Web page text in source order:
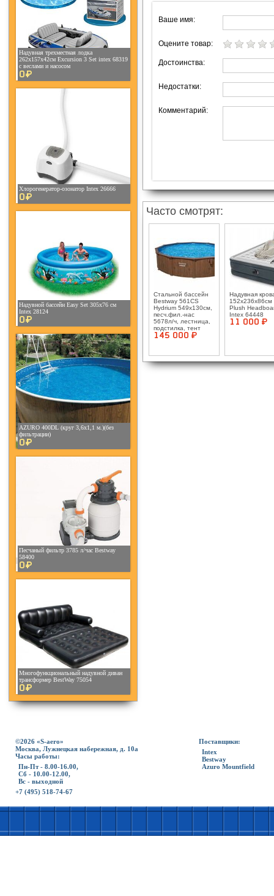
Надувная трехместная лодка
262х157х42см Excursion 3 Set intex 68319
с веслами и насосом
0¤
Хлорогенератор-озонатор Intex 26666
0¤
Надувной бассейн Easy Set 305x76 см
Intex 28124
0¤
AZURO 400DL (круг 3,6х1,1 м.)(без
фильтрации)
0¤
Песчаный фильтр 3785 л/час Bestway
58400
0¤
Многофункциональный надувной диван
трансформер BestWay 75054
0¤
Ваше имя:
Оцените товар:
Достоинства:
Недостатки:
Комментарий:
Часто смотрят:
Стальной бассейн
Bestway 561CS
Hydrium 549х130см,
песч.фил.-нас
5678л/ч, лестница,
подстилка, тент
145 000 ¤
Надувная
152х236х86см
Plush
Intex 64448
11 000 ¤
©2026 «S-aero»
Москва, Лужнецкая набережная, д. 10а
Часы работы:
Пн-Пт - 8.00-16.00,
Сб - 10.00-12.00,
Вс - выходной
+7 (495) 518-74-67
Поставщики:
Intex
Bestway
Azuro Mountfield